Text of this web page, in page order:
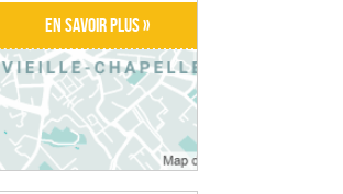
En savoir plus »